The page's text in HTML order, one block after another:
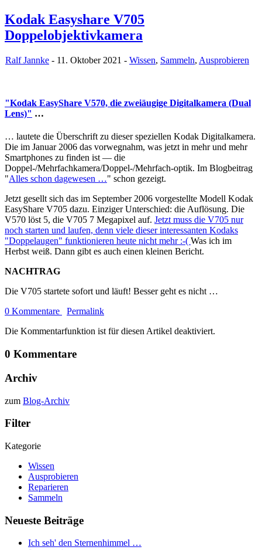
Kodak Easyshare V705
Doppelobjektivkamera
Ralf Jannke - 11. Oktober 2021 - Wissen, Sammeln, Ausprobieren
"Kodak EasyShare V570, die zweiäugige Digitalkamera (Dual
Lens)" …
… lautete die Überschrift zu dieser speziellen Kodak Digitalkamera.
Die im Januar 2006 das vorwegnahm, was jetzt in mehr und mehr
Smartphones zu finden ist — die
Doppel-/Mehrfachkamera/Doppel-/Mehrfach-optik. Im Blogbeitrag
"Alles schon dagewesen …" schon gezeigt.
Jetzt gesellt sich das im September 2006 vorgestellte Modell Kodak
EasyShare V705 dazu. Einziger Unterschied: die Auflösung. Die
V570 löst 5, die V705 7 Megapixel auf. Jetzt muss die V705 nur
noch starten und laufen, denn viele dieser interessanten Kodaks
"Doppelaugen" funktionieren heute nicht mehr :-( Was ich im
Herbst weiß. Dann gibt es auch einen kleinen Bericht.
NACHTRAG
Die V705 startete sofort und läuft! Besser geht es nicht …
0 Kommentare
Permalink
Die Kommentarfunktion ist für diesen Artikel deaktiviert.
0 Kommentare
Archiv
zum Blog-Archiv
Filter
Kategorie
Wissen
Ausprobieren
Reparieren
Sammeln
Neueste Beiträge
Ich seh' den Sternenhimmel …